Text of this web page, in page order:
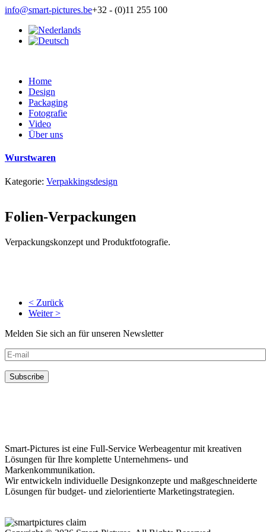
info@smart-pictures.be+32 - (0)11 255 100
Home
Design
Packaging
Fotografie
Video
Über uns
Wurstwaren
Kategorie: Verpakkingsdesign
Folien-Verpackungen
Verpackungskonzept und Produktfotografie.
< Zurück
Weiter >
Melden Sie sich an für unseren Newsletter
Smart-Pictures ist eine Full-Service Werbeagentur mit kreativen
Lösungen für Ihre komplette Unternehmens- und
Markenkommunikation.
Wir entwickeln individuelle Designkonzepte und maßgeschneiderte
Lösungen für budget- und zielorientierte Marketingstrategien.